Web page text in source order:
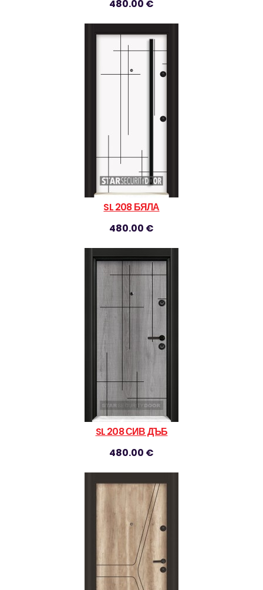
480.00 €
SL 208 БЯЛА
480.00 €
SL 208 СИВ ДЪБ
480.00 €